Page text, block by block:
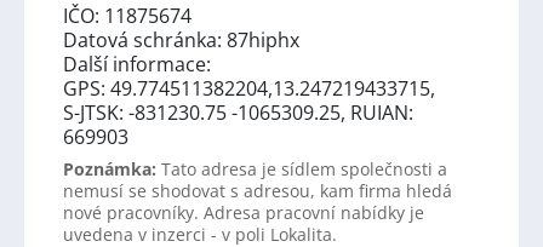
IČO: 11875674
Datová schránka: 87hiphx
Další informace:
GPS: 49.774511382204,13.247219433715,
S-JTSK: -831230.75 -1065309.25, RUIAN:
669903
Poznámka: Tato adresa je sídlem společnosti a
nemusí se shodovat s adresou, kam firma hledá
nové pracovníky. Adresa pracovní nabídky je
uvedena v inzerci - v poli Lokalita.